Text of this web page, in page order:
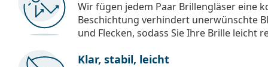
Wir fügen jedem Paar Brillengläser eine
Beschichtung verhindert unerwünschte
und Flecken, sodass Sie Ihre Brille leicht
Klar, stabil, leicht